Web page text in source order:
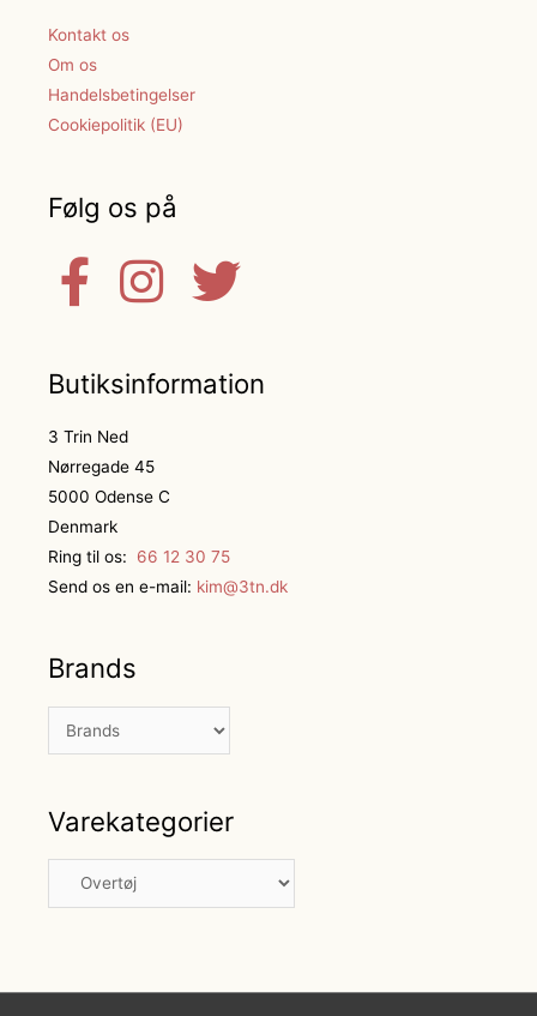
Kontakt os
Om os
Handelsbetingelser
Cookiepolitik (EU)
Følg os på
Butiksinformation
3 Trin Ned
Nørregade 45
5000 Odense C
Denmark
Ring til os:
66 12 30 75
Send os en e-mail: kim@3tn.dk
Brands
Varekategorier